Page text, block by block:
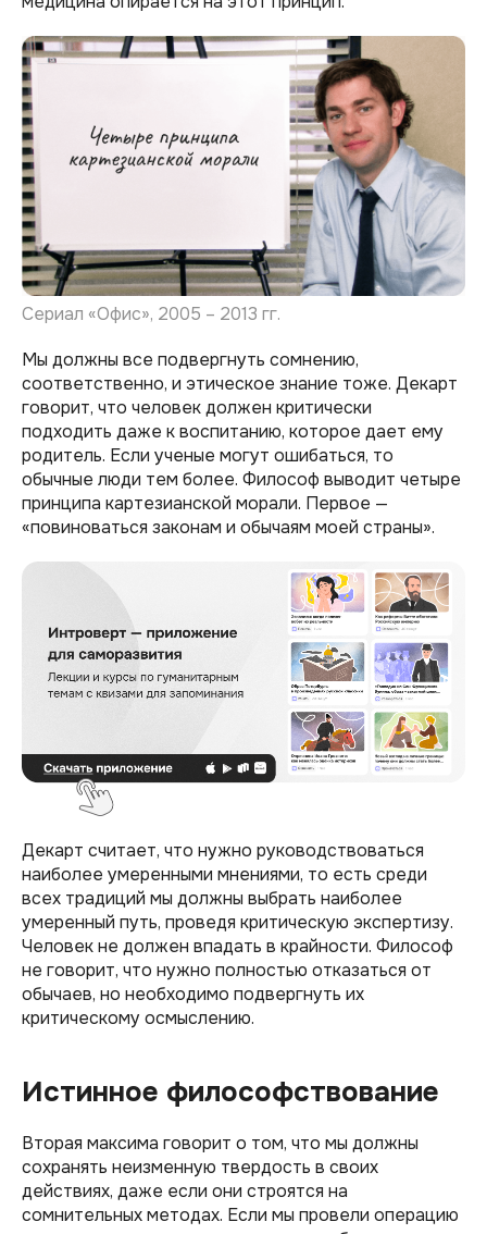
Сериал «Офис», 2005 – 2013 гг.
Мы должны все подвергнуть сомнению,
соответственно, и этическое знание тоже. Декарт
говорит, что человек должен критически
подходить даже к воспитанию, которое дает ему
родитель. Если ученые могут ошибаться, то
обычные люди тем более. Философ выводит четыре
принципа картезианской морали. Первое —
«повиноваться законам и обычаям моей страны».
Декарт считает, что нужно руководствоваться
наиболее умеренными мнениями, то есть среди
всех традиций мы должны выбрать наиболее
умеренный путь, проведя критическую экспертизу.
Человек не должен впадать в крайности. Философ
не говорит, что нужно полностью отказаться от
обычаев, но необходимо подвергнуть их
критическому осмыслению.
Истинное философствование
Вторая максима говорит о том, что мы должны
сохранять неизменную твердость в своих
действиях, даже если они строятся на
сомнительных методах. Если мы провели операцию